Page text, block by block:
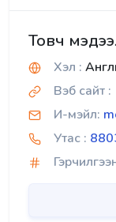
Товч
Хэл :
Вэб сайт :
И-мэйл:
Утас :